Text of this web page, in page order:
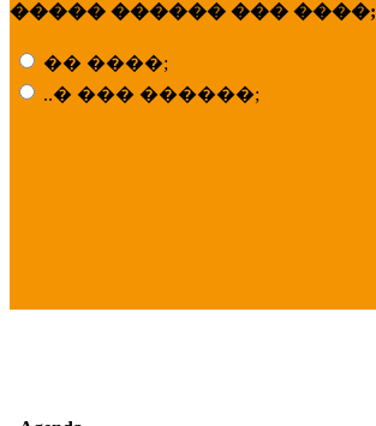
����� ������ ��� ����;
�� ����;
..� ��� ������;